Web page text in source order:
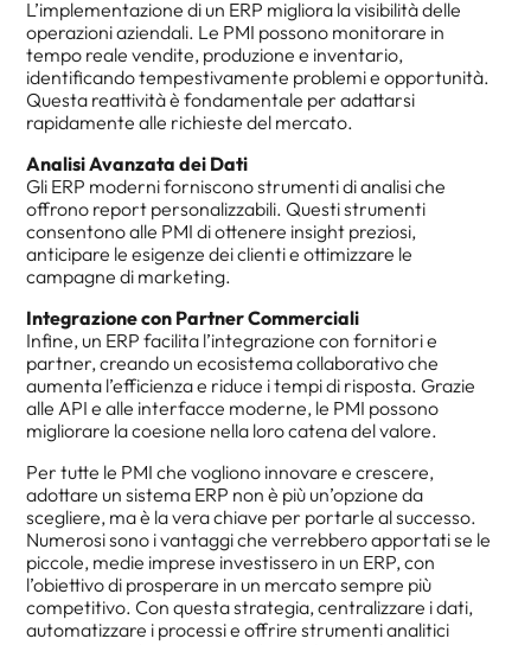
L’implementazione di un ERP migliora la visibilità delle
operazioni aziendali. Le PMI possono monitorare in
tempo reale vendite, produzione e inventario,
identificando tempestivamente problemi e opportunità.
Questa reattività è fondamentale per adattarsi
rapidamente alle richieste del mercato.
Analisi Avanzata dei Dati
Gli ERP moderni forniscono strumenti di analisi che
offrono report personalizzabili. Questi strumenti
consentono alle PMI di ottenere insight preziosi,
anticipare le esigenze dei clienti e ottimizzare le
campagne di marketing.
Integrazione con Partner Commerciali
Infine, un ERP facilita l’integrazione con fornitori e
partner, creando un ecosistema collaborativo che
aumenta l’efficienza e riduce i tempi di risposta. Grazie
alle API e alle interfacce moderne, le PMI possono
migliorare la coesione nella loro catena del valore.
Per tutte le PMI che vogliono innovare e crescere,
adottare un sistema ERP non è più un’opzione da
scegliere, ma è la vera chiave per portarle al successo.
Numerosi sono i vantaggi che verrebbero apportati se le
piccole, medie imprese investissero in un ERP, con
l’obiettivo di prosperare in un mercato sempre più
competitivo. Con questa strategia, centralizzare i dati,
automatizzare i processi e offrire strumenti analitici